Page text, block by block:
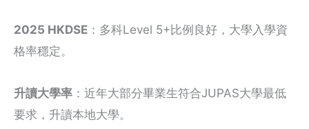
2025 HKDSE ：多科Level 5+比例良好，大學入學資
格率穩定。
升讀大學率 ：近年大部分畢業生符合JUPAS大學最低
要求，升讀本地大學。